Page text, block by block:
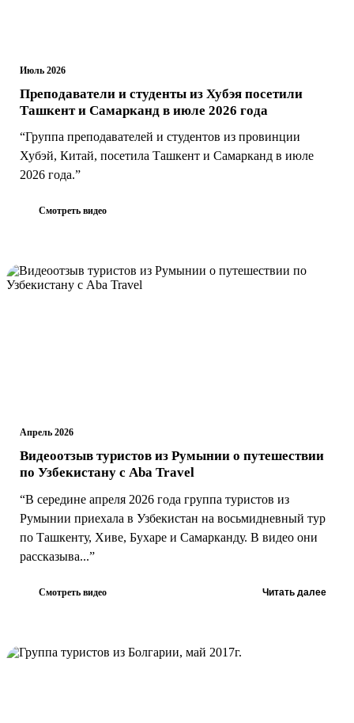
Июль 2026
Преподаватели и студенты из Хубэя посетили
Ташкент и Самарканд в июле 2026 года
“Группа преподавателей и студентов из провинции
Хубэй, Китай, посетила Ташкент и Самарканд в июле
2026 года.”
Смотреть видео
Апрель 2026
Видеоотзыв туристов из Румынии о путешествии
по Узбекистану с Aba Travel
“В середине апреля 2026 года группа туристов из
Румынии приехала в Узбекистан на восьмидневный тур
по Ташкенту, Хиве, Бухаре и Самарканду. В видео они
рассказыва...”
Смотреть видео Читать далее